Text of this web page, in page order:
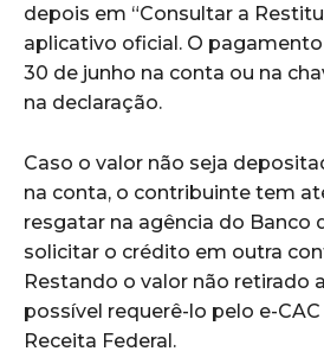
depois em “Consultar a
aplicativo oficial. O
30 de junho na conta ou na
na declaração.
Caso o valor não seja
na conta, o contribuinte tem
resgatar na agência do Banco
solicitar o crédito em outra
Restando o valor não retirado
possível requerê-lo pelo e-
Receita Federal.